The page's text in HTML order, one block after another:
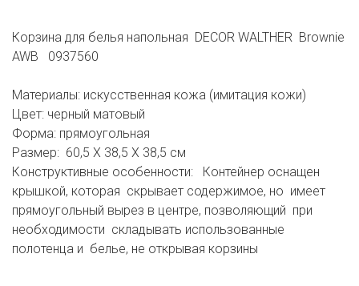
Корзина для белья напольная DECOR WALTHER Brownie
AWB 0937560
Материалы: искусственная кожа (имитация кожи)
Цвет: черный матовый
Форма: прямоугольная
Размер: 60,5 X 38,5 X 38,5 см
Конструктивные особенности: Контейнер оснащен
крышкой, которая скрывает содержимое, но имеет
прямоугольный вырез в центре, позволяющий при
необходимости складывать использованные
полотенца и белье, не открывая корзины